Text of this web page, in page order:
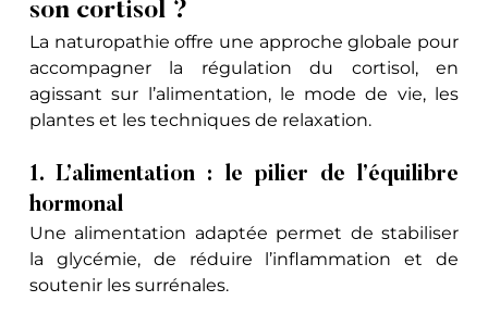
son cortisol ?
La naturopathie offre une approche globale pour
accompagner la régulation du cortisol, en
agissant sur l’alimentation, le mode de vie, les
plantes et les techniques de relaxation.
1. L’alimentation : le pilier de l’équilibre
hormonal
Une alimentation adaptée permet de stabiliser
la glycémie, de réduire l’inflammation et de
soutenir les surrénales.